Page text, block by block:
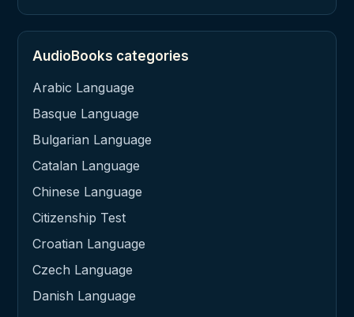
AudioBooks categories
Arabic Language
Basque Language
Bulgarian Language
Catalan Language
Chinese Language
Citizenship Test
Croatian Language
Czech Language
Danish Language